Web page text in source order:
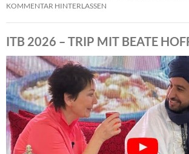
KOMMENTAR HINTERLASSEN
ITB 2026 – TRIP MIT BEATE